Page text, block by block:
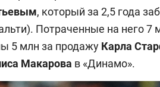
, который за 2,5 года
Потраченные на него 7
5 млн за продажу Карла
Макарова в «Динамо».